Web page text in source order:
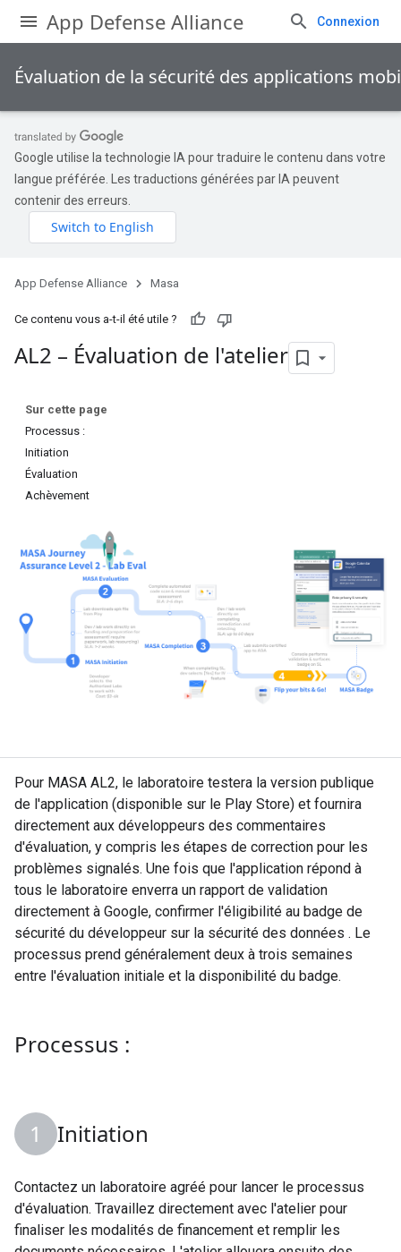
App Defense Alliance Connexion
Évaluation de la sécurité des applications
Google utilise la technologie IA pour traduire le contenu dans votre
langue préférée. Les traductions générées par IA peuvent
contenir des erreurs.
App Defense Alliance Masa
Ce contenu vous a-t-il été utile ?
AL2 – Évaluation de l'atelier
Sur cette page
Processus :
Initiation
Évaluation
Achèvement
Pour MASA AL2, le laboratoire testera la version publique
de l'application (disponible sur le Play Store) et fournira
directement aux développeurs des commentaires
d'évaluation, y compris les étapes de correction pour les
problèmes signalés. Une fois que l'application répond à
tous le laboratoire enverra un rapport de validation
directement à Google, confirmer l'éligibilité au badge de
sécurité du développeur sur la sécurité des données . Le
processus prend généralement deux à trois semaines
entre l'évaluation initiale et la disponibilité du badge.
Processus :
Initiation
Contactez un laboratoire agréé pour lancer le processus
d'évaluation. Travaillez directement avec l'atelier pour
finaliser les modalités de financement et remplir les